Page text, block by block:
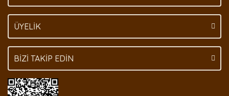
ÜYELİK
BİZİ TAKİP EDİN